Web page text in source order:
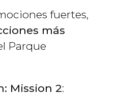
fuertes,
más
Parque
Mission 2: